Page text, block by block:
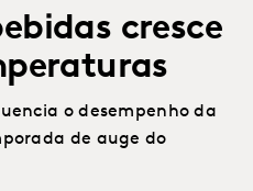
cresce
o desempenho da
de auge do